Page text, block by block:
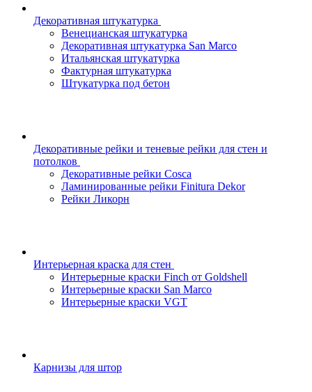
Декоративная штукатурка
Венецианская штукатурка
Декоративная штукатурка San Marco
Итальянская штукатурка
Фактурная штукатурка
Штукатурка под бетон
Декоративные рейки и теневые рейки для стен и
потолков
Декоративные рейки Cosca
Ламинированные рейки Finitura Dekor
Рейки Ликорн
Интерьерная краска для стен
Интерьерные краски Finch от Goldshell
Интерьерные краски San Marco
Интерьерные краски VGT
Карнизы для штор